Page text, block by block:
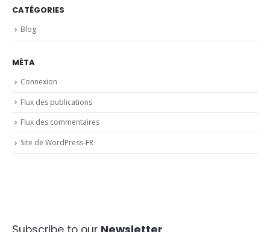
CATÉGORIES
Blog
MÉTA
Connexion
Flux des publications
Flux des commentaires
Site de WordPress-FR